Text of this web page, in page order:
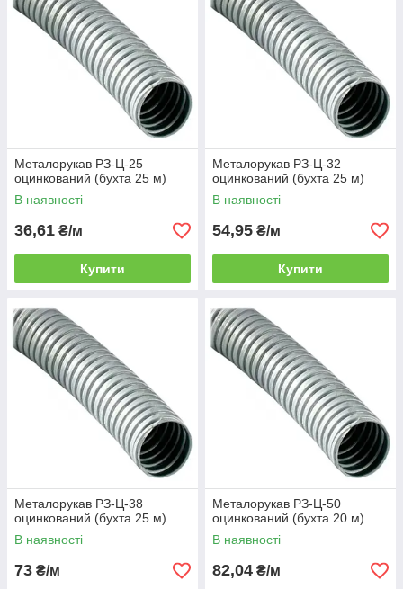
Металорукав РЗ-Ц-25
оцинкований (бухта 25 м)
В наявності
36,61 ₴/м
Купити
Металорукав РЗ-Ц-32
оцинкований (бухта 25 м)
В наявності
54,95 ₴/м
Купити
Металорукав РЗ-Ц-38
оцинкований (бухта 25 м)
В наявності
73 ₴/м
Металорукав РЗ-Ц-50
оцинкований (бухта 20 м)
В наявності
82,04 ₴/м